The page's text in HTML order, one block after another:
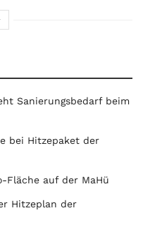
Sanierungsbedarf beim
bei Hitzepaket der
Fläche auf der MaHü
Hitzeplan der